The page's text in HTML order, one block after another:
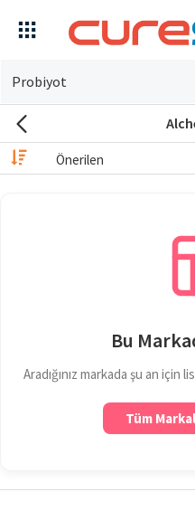
Evin
için
arıyorsun?
Bu
Aradığınız markada şu an
Tüm